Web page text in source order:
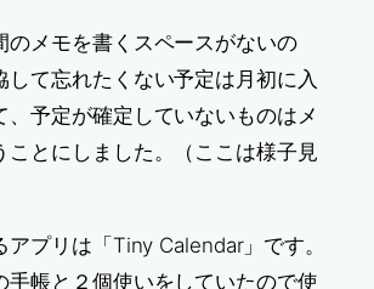
のメモを書くスペースがないの
して忘れたくない予定は月初に入
、予定が確定していないものはメ
ことにしました。（ここは様子見
アプリは「Tiny Calendar」です。
手帳と２個使いをしていたので使